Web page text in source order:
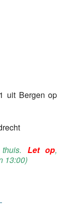
uit Bergen op
Let op,
13:00)